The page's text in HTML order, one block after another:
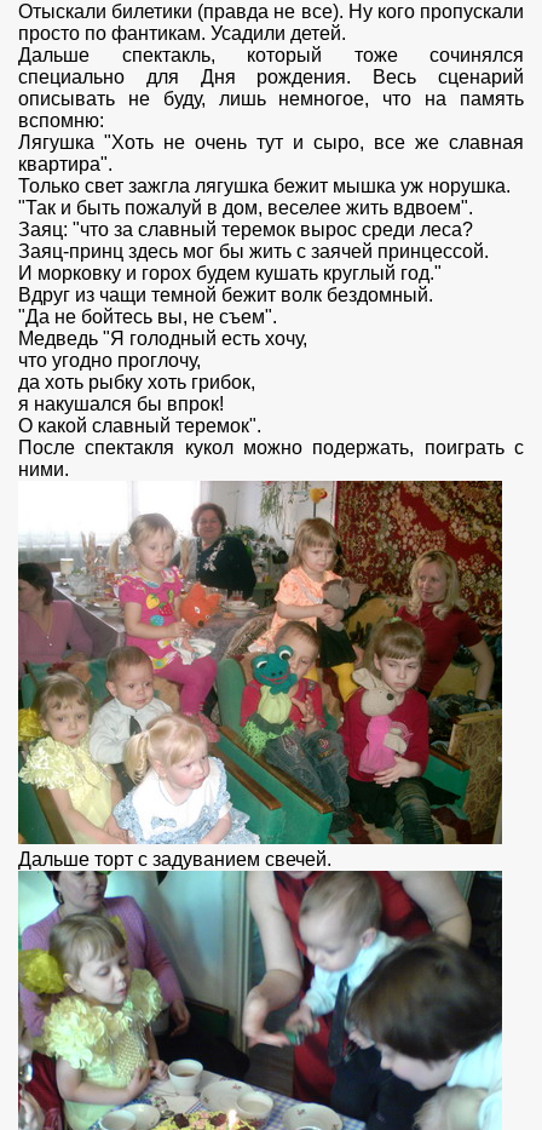
Отыскали билетики (правда не все). Ну кого пропускали
просто по фантикам. Усадили детей.
Дальше спектакль, который тоже сочинялся
специально для Дня рождения. Весь сценарий
описывать не буду, лишь немногое, что на память
вспомню:
Лягушка "Хоть не очень тут и сыро, все же славная
квартира".
Только свет зажгла лягушка бежит мышка уж норушка.
"Так и быть пожалуй в дом, веселее жить вдвоем".
Заяц: "что за славный теремок вырос среди леса?
Заяц-принц здесь мог бы жить с заячей принцессой.
И морковку и горох будем кушать круглый год."
Вдруг из чащи темной бежит волк бездомный.
"Да не бойтесь вы, не съем".
Медведь "Я голодный есть хочу,
что угодно проглочу,
да хоть рыбку хоть грибок,
я накушался бы впрок!
О какой славный теремок".
После спектакля кукол можно подержать, поиграть с
ними.
Дальше торт с задуванием свечей.